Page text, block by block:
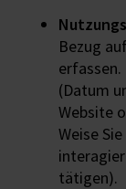
Bezug
erfassen.
(Datum
Website
Weise
tätigen).